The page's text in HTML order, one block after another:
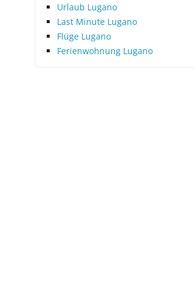
Urlaub Lugano
Last Minute Lugano
Flüge Lugano
Ferienwohnung Lugano